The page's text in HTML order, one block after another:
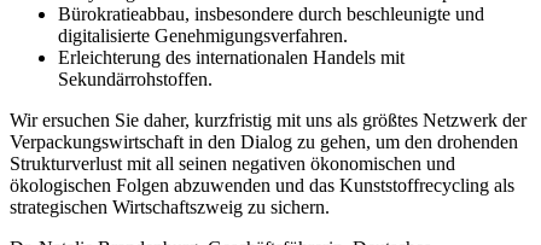
Bürokratieabbau, insbesondere durch beschleunigte und
digitalisierte Genehmigungsverfahren.
Erleichterung des internationalen Handels mit
Sekundärrohstoffen.
Wir ersuchen Sie daher, kurzfristig mit uns als größtes Netzwerk der
Verpackungswirtschaft in den Dialog zu gehen, um den drohenden
Strukturverlust mit all seinen negativen ökonomischen und
ökologischen Folgen abzuwenden und das Kunststoffrecycling als
strategischen Wirtschaftszweig zu sichern.